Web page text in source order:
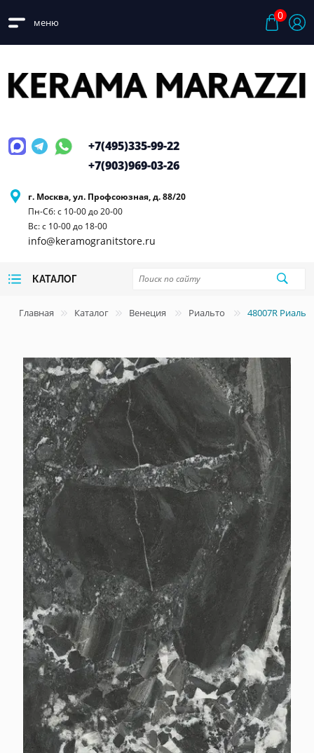
меню
0
г. Москва, ул. Профсоюзная, д. 88/20
Пн-Сб: с 10-00 до 20-00
Вс: с 10-00 до 18-00
info@keramogranitstore.ru
+7(495)335-99-22
+7(903)969-03-26
КАТАЛОГ
Главная Каталог Венеция Риальто 48007R